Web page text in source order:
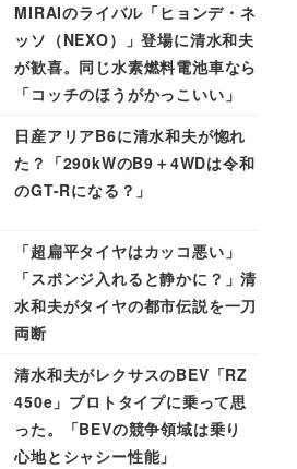
MIRAIのライバル「ヒョンデ・ネ
ッソ（NEXO）」登場に清水和夫
が歓喜。同じ水素燃料電池車なら
「コッチのほうがかっこいい」
日産アリアB6に清水和夫が惚れ
た？「290kWのB9＋4WDは令和
のGT-Rになる？」
「超扁平タイヤはカッコ悪い」
「スポンジ入れると静かに？」清
水和夫がタイヤの都市伝説を一刀
両断
清水和夫がレクサスのBEV「RZ
450e」プロトタイプに乗って思
った。「BEVの競争領域は乗り
心地とシャシー性能」